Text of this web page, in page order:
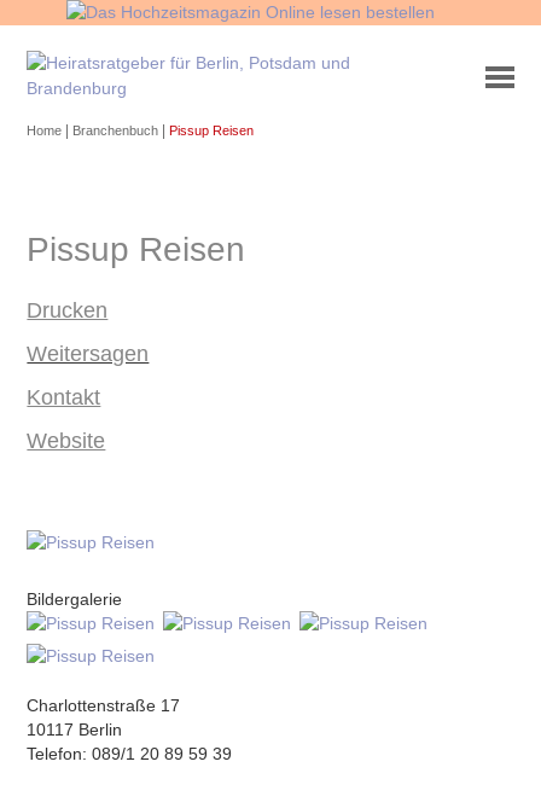
Home Branchenbuch |Pissup Reisen
Pissup Reisen
Drucken
Weitersagen
Kontakt
Website
Bildergalerie
Charlottenstraße 17
10117 Berlin
Telefon: 089/1 20 89 59 39